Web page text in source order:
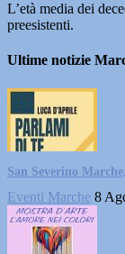
L’età media dei
preesistenti.
Ultime notizie
San Severino
Eventi Marche 8